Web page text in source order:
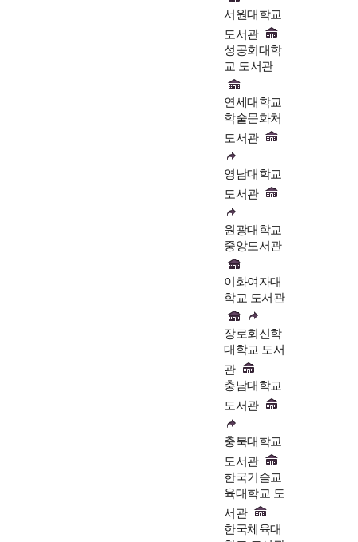
서원대학교
도서관
성공회대학
교 도서관
연세대학교
학술문화처
도서관
영남대학교
도서관
원광대학교
중앙도서관
이화여자대
학교 도서관
장로회신학
대학교 도서
관
충남대학교
도서관
충북대학교
도서관
한국기술교
육대학교 도
서관
한국체육대